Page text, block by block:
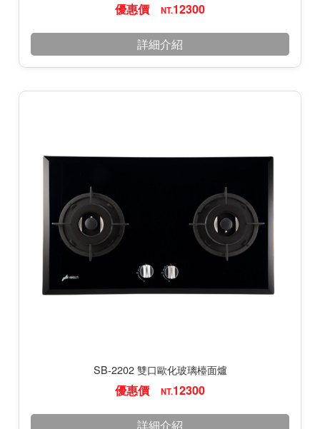
優惠價 NT.12300
詳細介紹
SB-2202 雙口歐化玻璃檯面爐
優惠價 NT.12300
詳細介紹